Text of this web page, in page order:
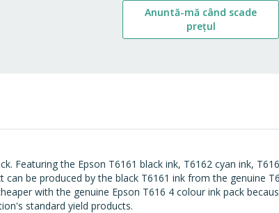
Anuntă-mă când scade
prețul
Featuring the Epson T6161 black ink, T6162 cyan ink,
be produced by the black T6161 ink from the genuine
with the genuine Epson T616 4 colour ink pack
standard yield products.